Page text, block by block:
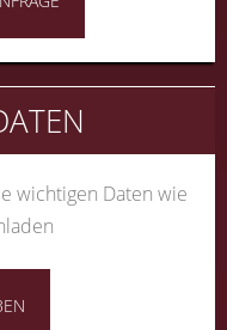
wichtigen Daten wie